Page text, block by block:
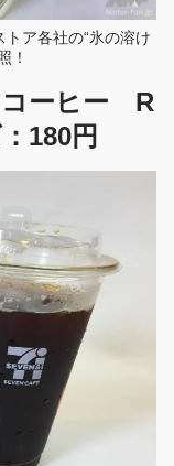
ア各社の“氷の溶け
！
コーヒー R
180円